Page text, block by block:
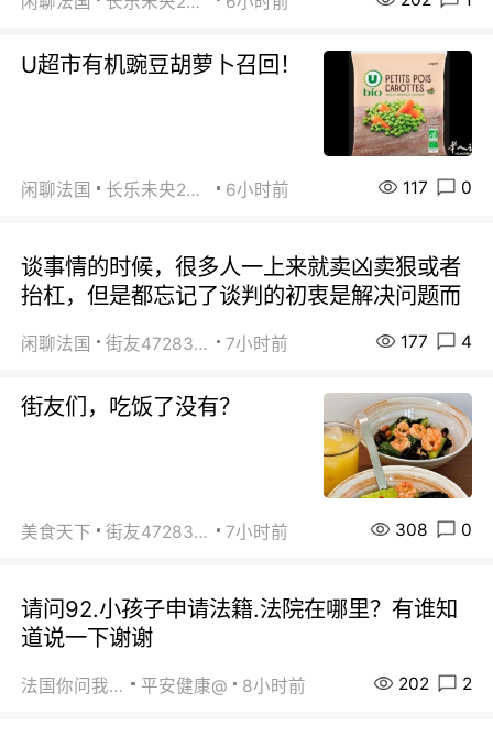
U超市有机豌豆胡萝卜召回！
闲聊法国 长乐未央2015 6小时前 117 0
谈事情的时候，很多人一上来就卖凶卖狠或者
抬杠，但是都忘记了谈判的初衷是解决问题而
闲聊法国 街友472838572 7小时前 177 4
街友们，吃饭了没有？
美食天下 街友472838572 7小时前 308 0
请问92.小孩子申请法籍.法院在哪里？有谁知
道说一下谢谢
法国你问我答 平安健康@ 8小时前 202 2